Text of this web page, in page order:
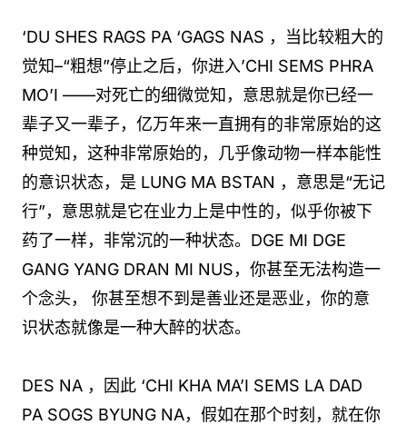
‘DU SHES RAGS PA ‘GAGS NAS ，当比较粗大的
觉知–“粗想”停止之后，你进入’CHI SEMS PHRA
MO’I ——对死亡的细微觉知，意思就是你已经一
辈子又一辈子，亿万年来一直拥有的非常原始的这
种觉知，这种非常原始的，几乎像动物一样本能性
的意识状态，是 LUNG MA BSTAN ，意思是“无记
行”，意思就是它在业力上是中性的，似乎你被下
药了一样，非常沉的一种状态。DGE MI DGE
GANG YANG DRAN MI NUS，你甚至无法构造一
个念头， 你甚至想不到是善业还是恶业，你的意
识状态就像是一种大醉的状态。
DES NA ，因此 ‘CHI KHA MA’I SEMS LA DAD
PA SOGS BYUNG NA，假如在那个时刻，就在你